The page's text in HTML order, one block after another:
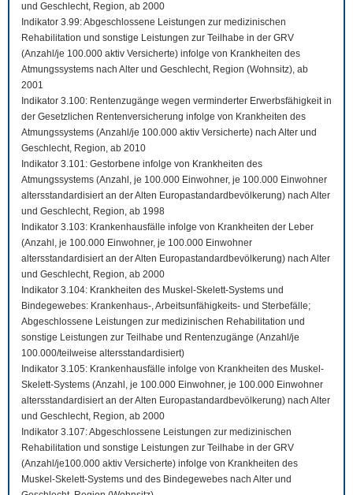
und Geschlecht, Region, ab 2000
Indikator 3.99: Abgeschlossene Leistungen zur medizinischen
Rehabilitation und sonstige Leistungen zur Teilhabe in der GRV
(Anzahl/je 100.000 aktiv Versicherte) infolge von Krankheiten des
Atmungssystems nach Alter und Geschlecht, Region (Wohnsitz), ab
2001
Indikator 3.100: Rentenzugänge wegen verminderter Erwerbsfähigkeit in
der Gesetzlichen Rentenversicherung infolge von Krankheiten des
Atmungssystems (Anzahl/je 100.000 aktiv Versicherte) nach Alter und
Geschlecht, Region, ab 2010
Indikator 3.101: Gestorbene infolge von Krankheiten des
Atmungssystems (Anzahl, je 100.000 Einwohner, je 100.000 Einwohner
altersstandardisiert an der Alten Europastandardbevölkerung) nach Alter
und Geschlecht, Region, ab 1998
Indikator 3.103: Krankenhausfälle infolge von Krankheiten der Leber
(Anzahl, je 100.000 Einwohner, je 100.000 Einwohner
altersstandardisiert an der Alten Europastandardbevölkerung) nach Alter
und Geschlecht, Region, ab 2000
Indikator 3.104: Krankheiten des Muskel-Skelett-Systems und
Bindegewebes: Krankenhaus-, Arbeitsunfähigkeits- und Sterbefälle;
Abgeschlossene Leistungen zur medizinischen Rehabilitation und
sonstige Leistungen zur Teilhabe und Rentenzugänge (Anzahl/je
100.000/teilweise altersstandardisiert)
Indikator 3.105: Krankenhausfälle infolge von Krankheiten des Muskel-
Skelett-Systems (Anzahl, je 100.000 Einwohner, je 100.000 Einwohner
altersstandardisiert an der Alten Europastandardbevölkerung) nach Alter
und Geschlecht, Region, ab 2000
Indikator 3.107: Abgeschlossene Leistungen zur medizinischen
Rehabilitation und sonstige Leistungen zur Teilhabe in der GRV
(Anzahl/je100.000 aktiv Versicherte) infolge von Krankheiten des
Muskel-Skelett-Systems und des Bindegewebes nach Alter und